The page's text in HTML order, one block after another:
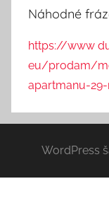
Náhodné
https://www
eu/prodam/
apartmanu-
WordPress